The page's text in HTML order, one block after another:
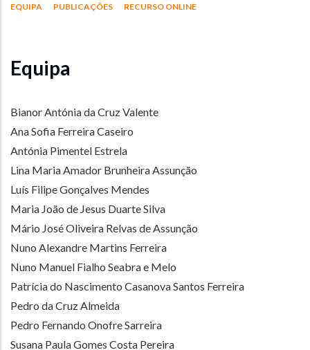
EQUIPA PUBLICAÇÕES RECURSO ONLINE
Equipa
Bianor Antónia da Cruz Valente
Ana Sofia Ferreira Caseiro
Antónia Pimentel Estrela
Lina Maria Amador Brunheira Assunção
Luís Filipe Gonçalves Mendes
Maria João de Jesus Duarte Silva
Mário José Oliveira Relvas de Assunção
Nuno Alexandre Martins Ferreira
Nuno Manuel Fialho Seabra e Melo
Patrícia do Nascimento Casanova Santos Ferreira
Pedro da Cruz Almeida
Pedro Fernando Onofre Sarreira
Susana Paula Gomes Costa Pereira